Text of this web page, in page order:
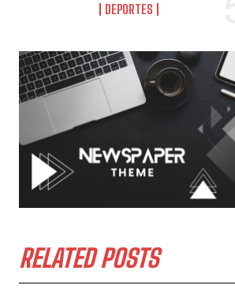
DEPORTES
RELATED POSTS